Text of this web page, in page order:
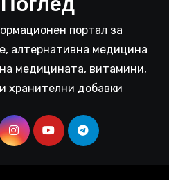
портал за
алтернативна медицина
медицината, витамини,
хранителни добавки